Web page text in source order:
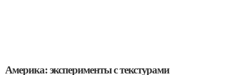
Америка: эксперименты с текстурами